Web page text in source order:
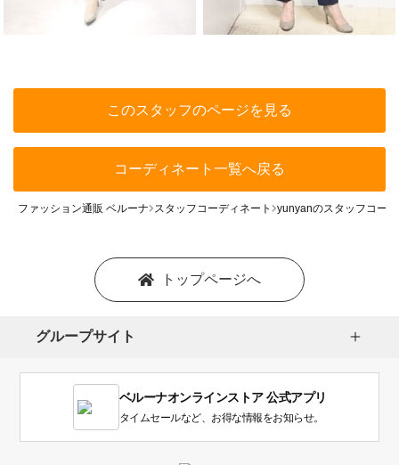
このスタッフのページを見る
コーディネート一覧へ戻る
ファッション通販 ベルーナ スタッフコーディネート yunyanのスタッフコー
トップページへ
グループサイト
ベルーナオンラインストア 公式アプリ
タイムセールなど、お得な情報をお知らせ。